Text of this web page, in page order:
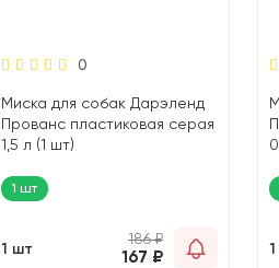
0
Миска для собак Дарэленд
Прованс пластиковая серая
1,5 л (1 шт)
1 шт
1 шт
186₽
167 ₽